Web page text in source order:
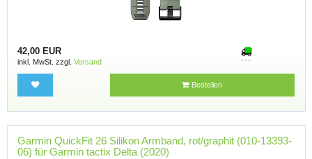
42,00 EUR
inkl. MwSt. zzgl. Versand
Bestellen
Garmin QuickFit 26 Silikon Armband, rot/graphit (010-13393-
06) für Garmin tactix Delta (2020)